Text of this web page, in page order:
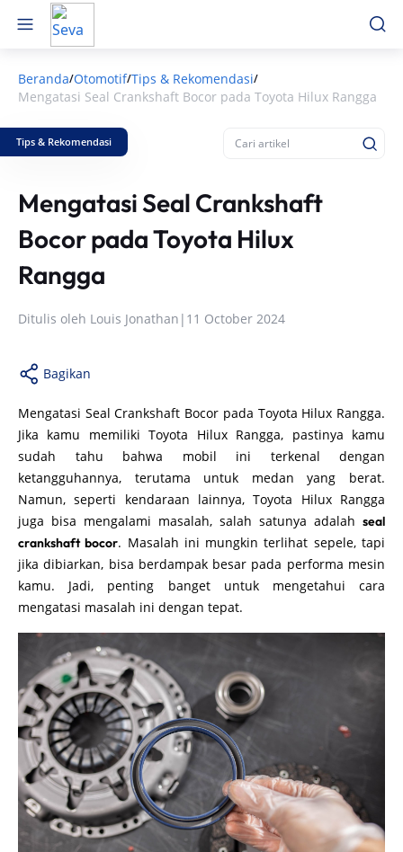
Beranda/Otomotif/Tips & Rekomendasi/
Mengatasi Seal Crankshaft Bocor pada Toyota Hilux Rangga
Tips & Rekomendasi
Mengatasi Seal Crankshaft
Bocor pada Toyota Hilux
Rangga
Ditulis oleh Louis Jonathan | 11 October 2024
Bagikan
Mengatasi Seal Crankshaft Bocor pada Toyota Hilux Rangga.
Jika kamu memiliki Toyota Hilux Rangga, pastinya kamu
sudah tahu bahwa mobil ini terkenal dengan
ketangguhannya, terutama untuk medan yang berat.
Namun, seperti kendaraan lainnya, Toyota Hilux Rangga
juga bisa mengalami masalah, salah satunya adalah seal
crankshaft bocor. Masalah ini mungkin terlihat sepele, tapi
jika dibiarkan, bisa berdampak besar pada performa mesin
kamu. Jadi, penting banget untuk mengetahui cara
mengatasi masalah ini dengan tepat.